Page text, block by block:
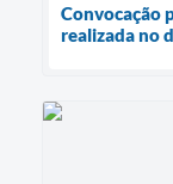
Convocação
realizada no